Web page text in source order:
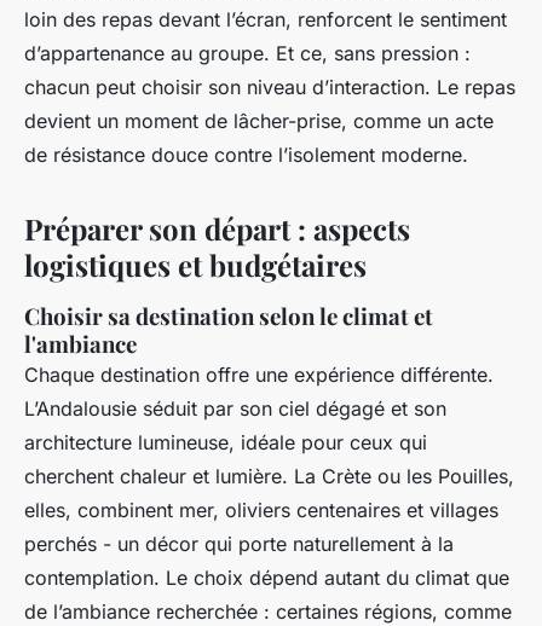
loin des repas devant l’écran, renforcent le sentiment
d’appartenance au groupe. Et ce, sans pression :
chacun peut choisir son niveau d’interaction. Le repas
devient un moment de lâcher-prise, comme un acte
de résistance douce contre l’isolement moderne.
Préparer son départ : aspects
logistiques et budgétaires
Choisir sa destination selon le climat et
l'ambiance
Chaque destination offre une expérience différente.
L’Andalousie séduit par son ciel dégagé et son
architecture lumineuse, idéale pour ceux qui
cherchent chaleur et lumière. La Crète ou les Pouilles,
elles, combinent mer, oliviers centenaires et villages
perchés - un décor qui porte naturellement à la
contemplation. Le choix dépend autant du climat que
de l’ambiance recherchée : certaines régions, comme